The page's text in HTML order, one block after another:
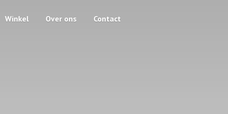
Winkel Over ons Contact